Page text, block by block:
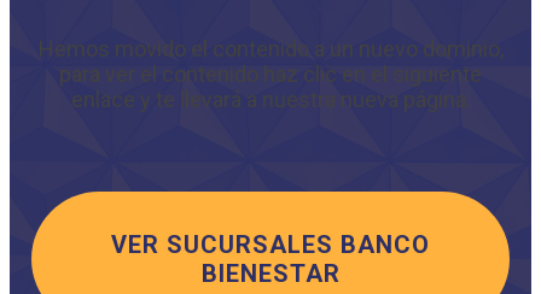
Hemos movido el contenido a un nuevo dominio,
para ver el contenido haz clic en el siguiente
enlace y te llevará a nuestra nueva página.
VER SUCURSALES BANCO
BIENESTAR